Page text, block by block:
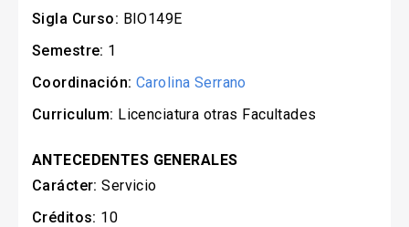
Sigla Curso: BIO149E
Semestre: 1
Coordinación: Carolina Serrano
Curriculum: Licenciatura otras Facultades
ANTECEDENTES GENERALES
Carácter: Servicio
Créditos: 10